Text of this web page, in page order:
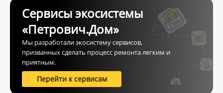
Сервисы экосистемы
«Петрович.Дом»
Мы разработали экосистему сервисов,
призванных сделать процесс ремонта легким и
приятным.
Перейти к сервисам